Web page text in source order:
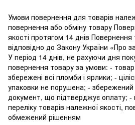
Умови повернення для товарів
повернення або обміну товару
якості протягом 14 днів
відповідно до Закону України «Про
У період 14 днів, не рахуючи дня
повернення товару за умови: - товар
збережені всі пломби і ярлики; -
упаковки не порушена; - збережений
документ, що підтверджує оплату; -
переліку товарів належної якості,
обмежений рішенням